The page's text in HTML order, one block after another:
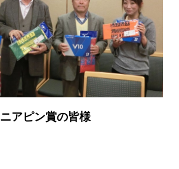
ニアピン賞の皆様